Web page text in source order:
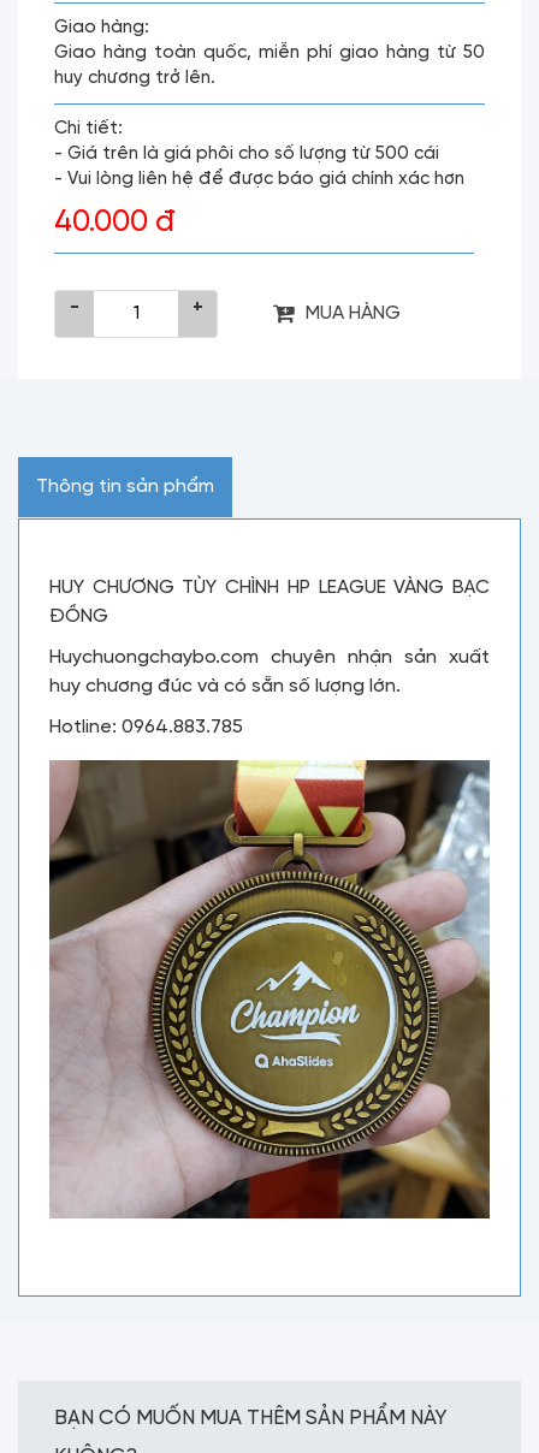
Giao hàng:
Giao hàng toàn quốc, miễn phí giao hàng từ 50
huy chương trở lên.
Chi tiết:
- Giá trên là giá phôi cho số lượng từ 500 cái
- Vui lòng liên hệ để được báo giá chính xác hơn
40.000 đ
- + MUA HÀNG
Thông tin sản phẩm
HUY CHƯƠNG TÙY CHÌNH HP LEAGUE VÀNG BẠC
ĐỒNG
Huychuongchaybo.com chuyên nhận sản xuất
huy chương đúc và có sẵn số lượng lớn.
Hotline: 0964.883.785
BẠN CÓ MUỐN MUA THÊM SẢN PHẨM NÀY